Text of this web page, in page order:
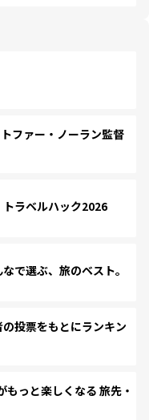
ファー・ノーラン監督
ラベルハック2026
で選ぶ、旅のベスト。
投票をもとにランキン
っと楽しくなる 旅先・